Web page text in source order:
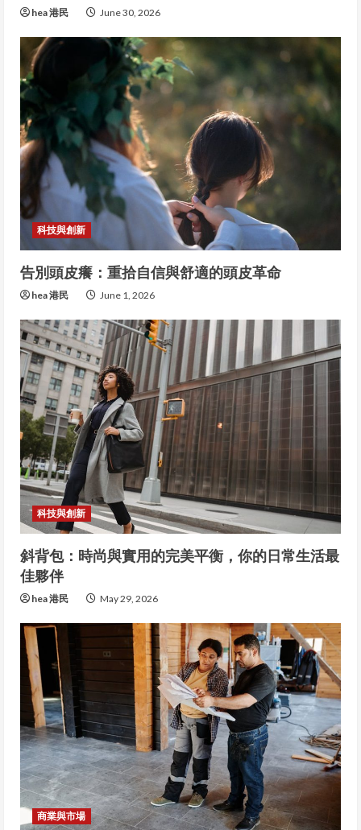
hea 港民 June 30, 2026
科技與創新
告別頭皮癢：重拾自信與舒適的頭皮革命
hea 港民 June 1, 2026
科技與創新
斜背包：時尚與實用的完美平衡，你的日常生活最
佳夥伴
hea 港民 May 29, 2026
商業與市場